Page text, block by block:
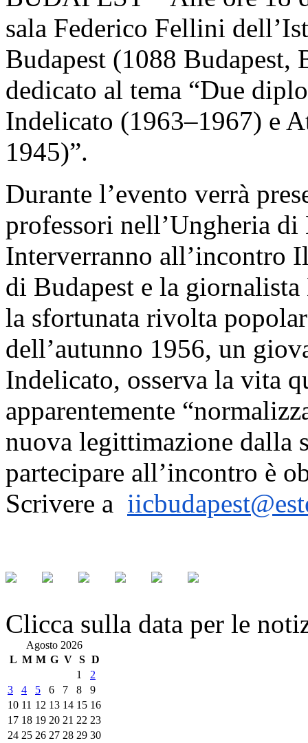
sala Federico Fellini
Budapest (1088
dedicato al tema “Due
Indelicato (1963–1967) e
1945)”.
Durante l’evento verrà
professori nell’Ungheria
Interverranno all’incontro
di Budapest e la
la sfortunata rivolta
dell’autunno 1956, un
Indelicato, osserva la vita
apparentemente
nuova legittimazione dalla
partecipare all’incontro è
Scrivere a
Clicca sulla data per le
Agosto 2026
L M M G V S D
1
2
3
4 5 6 7 8
9
10 11 12 13 14 15 16
17 18 19 20 21 22 23
24 25 26 27 28 29 30